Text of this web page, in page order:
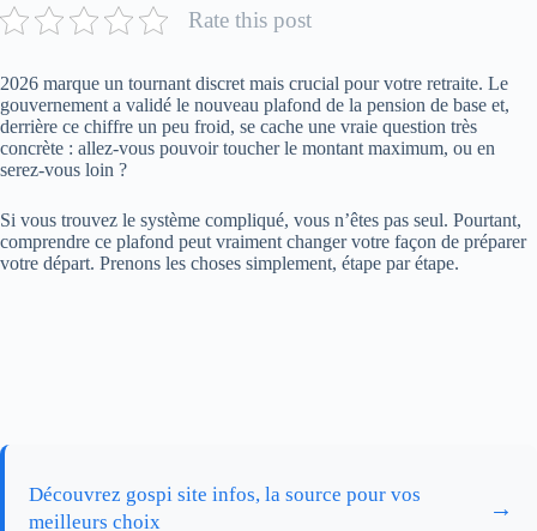
Rate this post
2026 marque un tournant discret mais crucial pour votre retraite. Le
gouvernement a validé le nouveau plafond de la pension de base et,
derrière ce chiffre un peu froid, se cache une vraie question très
concrète : allez-vous pouvoir toucher le montant maximum, ou en
serez-vous loin ?
Si vous trouvez le système compliqué, vous n’êtes pas seul. Pourtant,
comprendre ce plafond peut vraiment changer votre façon de préparer
votre départ. Prenons les choses simplement, étape par étape.
Découvrez gospi site infos, la source pour vos
meilleurs choix
→